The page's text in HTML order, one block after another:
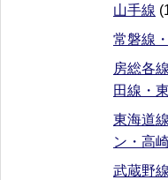
山手線
常磐線
房総各
田線・
東海道
ン・高
武蔵野